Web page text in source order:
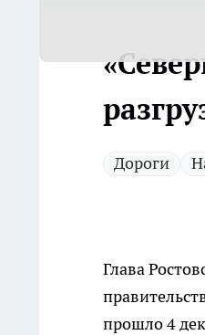
Дороги
Глава
прошло 4